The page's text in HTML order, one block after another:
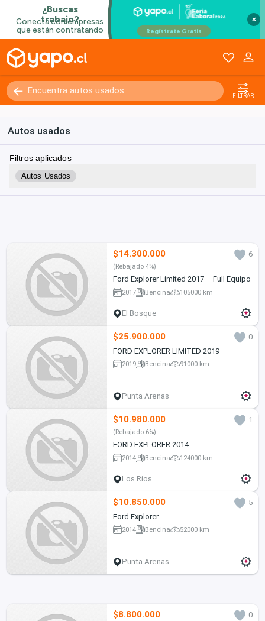
×
FILTRAR
Autos usados
Filtros aplicados
Autos Usados
$14.300.000 6
(Rebajado 4%)
Ford Explorer Limited 2017 – Full Equipo
2017 Bencina 105000 km
El Bosque
$25.900.000
0
FORD EXPLORER LIMITED 2019
2019 Bencina 91000 km
Punta Arenas
$10.980.000 1
(Rebajado 6%)
FORD EXPLORER 2014
2014 Bencina 124000 km
Los Ríos
$10.850.000
5
Ford Explorer
2014 Bencina 52000 km
Punta Arenas
$8.800.000
0